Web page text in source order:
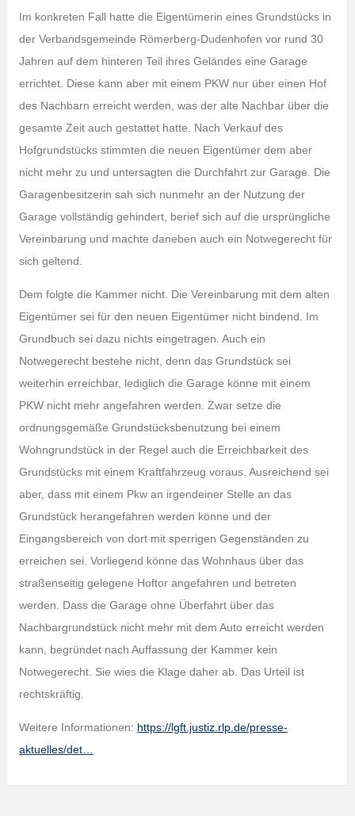
Im konkreten Fall hatte die Eigentümerin eines Grundstücks in
der Verbandsgemeinde Römerberg-Dudenhofen vor rund 30
Jahren auf dem hinteren Teil ihres Geländes eine Garage
errichtet. Diese kann aber mit einem PKW nur über einen Hof
des Nachbarn erreicht werden, was der alte Nachbar über die
gesamte Zeit auch gestattet hatte. Nach Verkauf des
Hofgrundstücks stimmten die neuen Eigentümer dem aber
nicht mehr zu und untersagten die Durchfahrt zur Garage. Die
Garagenbesitzerin sah sich nunmehr an der Nutzung der
Garage vollständig gehindert, berief sich auf die ursprüngliche
Vereinbarung und machte daneben auch ein Notwegerecht für
sich geltend.
Dem folgte die Kammer nicht. Die Vereinbarung mit dem alten
Eigentümer sei für den neuen Eigentümer nicht bindend. Im
Grundbuch sei dazu nichts eingetragen. Auch ein
Notwegerecht bestehe nicht, denn das Grundstück sei
weiterhin erreichbar, lediglich die Garage könne mit einem
PKW nicht mehr angefahren werden. Zwar setze die
ordnungsgemäße Grundstücksbenutzung bei einem
Wohngrundstück in der Regel auch die Erreichbarkeit des
Grundstücks mit einem Kraftfahrzeug voraus. Ausreichend sei
aber, dass mit einem Pkw an irgendeiner Stelle an das
Grundstück herangefahren werden könne und der
Eingangsbereich von dort mit sperrigen Gegenständen zu
erreichen sei. Vorliegend könne das Wohnhaus über das
straßenseitig gelegene Hoftor angefahren und betreten
werden. Dass die Garage ohne Überfahrt über das
Nachbargrundstück nicht mehr mit dem Auto erreicht werden
kann, begründet nach Auffassung der Kammer kein
Notwegerecht. Sie wies die Klage daher ab. Das Urteil ist
rechtskräftig.
Weitere Informationen: https://lgft.justiz.rlp.de/presse-
aktuelles/det…